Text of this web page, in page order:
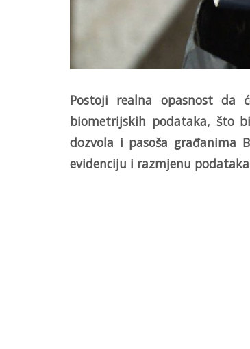
Postoji realna opasnost da
biometrijskih podataka, što
dozvola i pasoša građanima
evidenciju i razmjenu podataka